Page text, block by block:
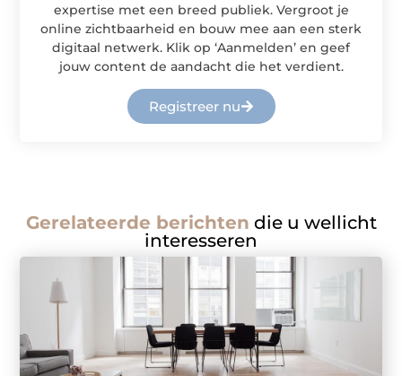
expertise met een breed publiek. Vergroot je
online zichtbaarheid en bouw mee aan een sterk
digitaal netwerk. Klik op ‘Aanmelden’ en geef
jouw content de aandacht die het verdient.
Registreer nu
Gerelateerde berichten die u wellicht
interesseren